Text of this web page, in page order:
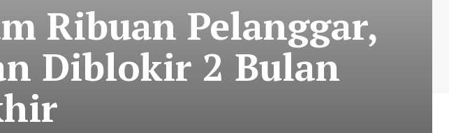
Ribuan Pelanggar,
Diblokir 2 Bulan